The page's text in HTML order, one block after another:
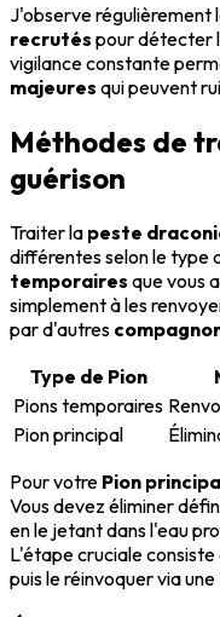
J'observe
recrutés pour détecter
vigilance constante
majeures qui peuvent
Méthodes de
guérison
Traiter la peste
différentes selon le type
temporaires que vous
simplement à les
par d'autres
Type de Pion
Pions temporaires
Pion principal
Pour votre Pion
Vous devez éliminer
en le jetant dans l'eau
L'étape cruciale consiste
puis le réinvoquer via une